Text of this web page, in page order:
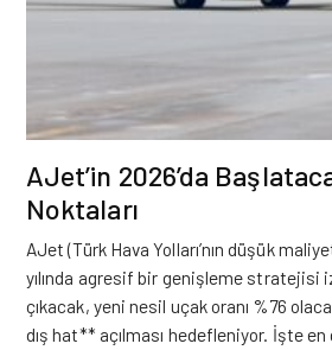
AJet’in 2026’da
Noktaları
AJet(Türk Hava Yolları’nın düşük
yılında agresif bir genişleme stratejisi
çıkacak, yeni nesil uçak oranı %76
dış hat** açılması hedefleniyor. İşte